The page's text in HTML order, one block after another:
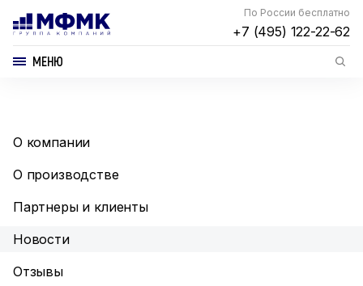
По России бесплатно
+7 (495) 122-22-62
МЕНЮ
О компании
О производстве
Партнеры и клиенты
Новости
Отзывы